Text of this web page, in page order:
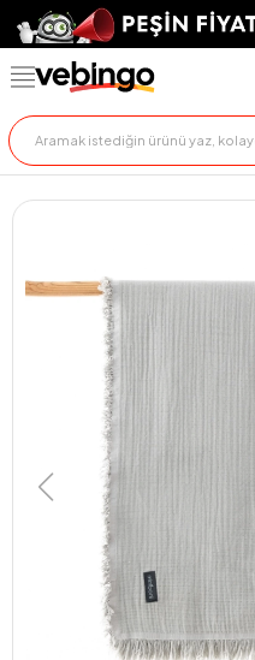
Genel Bakış Ürün Açıklaması